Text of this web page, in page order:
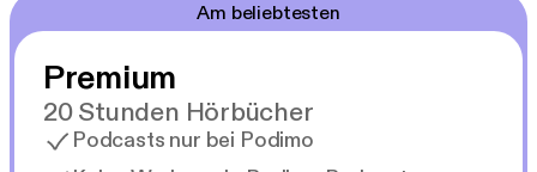
Am beliebtesten
Premium
20 Stunden Hörbücher
Podcasts nur bei Podimo